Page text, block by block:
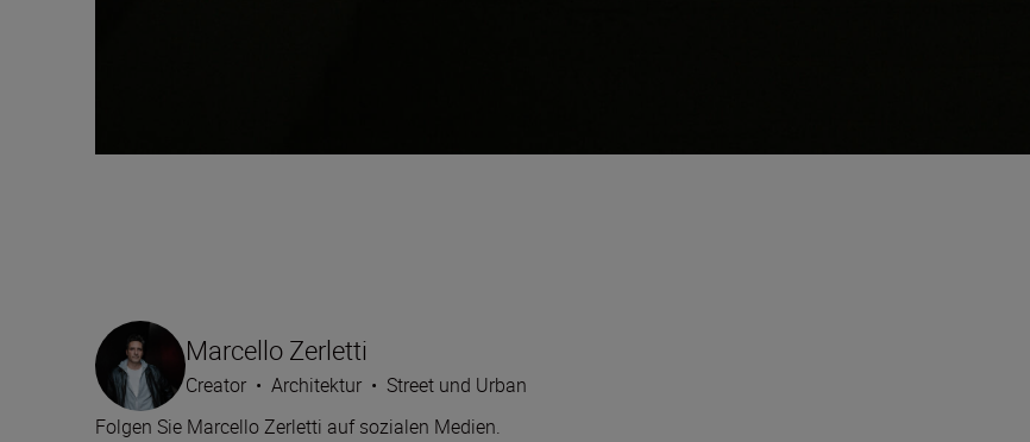
Marcello Zerletti
Creator • Architektur • Street und Urban
Folgen Sie Marcello Zerletti auf sozialen Medien.